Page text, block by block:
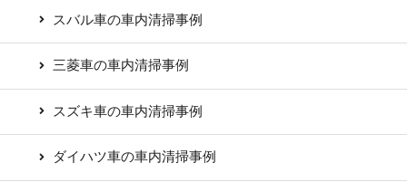
スバル車の車内清掃事例
三菱車の車内清掃事例
スズキ車の車内清掃事例
ダイハツ車の車内清掃事例